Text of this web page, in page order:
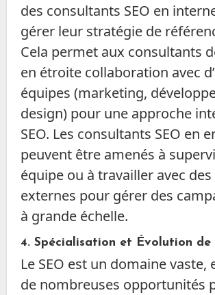
des consultants SEO en
gérer leur stratégie de
Cela permet aux consultants
en étroite collaboration avec
équipes (marketing,
design) pour une approche
SEO. Les consultants SEO en
peuvent être amenés à
équipe ou à travailler avec des
externes pour gérer des
à grande échelle.
4. Spécialisation et Évolution de
Le SEO est un domaine vaste,
de nombreuses opportunités